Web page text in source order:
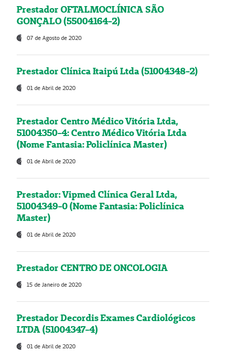
Prestador OFTALMOCLÍNICA SÃO
GONÇALO (55004164-2)
07 de Agosto de 2020
Prestador Clínica Itaipú Ltda (51004348-2)
01 de Abril de 2020
Prestador Centro Médico Vitória Ltda,
51004350-4: Centro Médico Vitória Ltda
(Nome Fantasia: Policlínica Master)
01 de Abril de 2020
Prestador: Vipmed Clínica Geral Ltda,
51004349-0 (Nome Fantasia: Policlínica
Master)
01 de Abril de 2020
Prestador CENTRO DE ONCOLOGIA
15 de Janeiro de 2020
Prestador Decordis Exames Cardiológicos
LTDA (51004347-4)
01 de Abril de 2020